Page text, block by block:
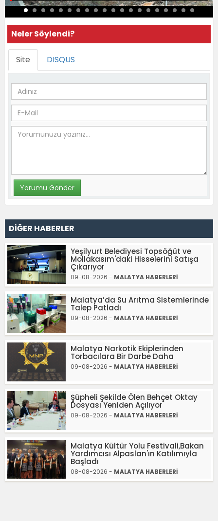
Neler Söylendi?
Site DISQUS
DİĞER HABERLER
Yeşilyurt Belediyesi Topsöğüt ve
Mollakasım'daki Hisselerini Satışa
Çıkarıyor
09-08-2026 - MALATYA HABERLERİ
Malatya’da Su Arıtma Sistemlerinde
Talep Patladı
09-08-2026 - MALATYA HABERLERİ
Malatya Narkotik Ekiplerinden
Torbacılara Bir Darbe Daha
09-08-2026 - MALATYA HABERLERİ
Şüpheli Şekilde Ölen Behçet Oktay
Dosyası Yeniden Açılıyor
09-08-2026 - MALATYA HABERLERİ
Malatya Kültür Yolu Festivali,Bakan
Yardımcısı Alpaslan'ın Katılımıyla
Başladı
08-08-2026 - MALATYA HABERLERİ